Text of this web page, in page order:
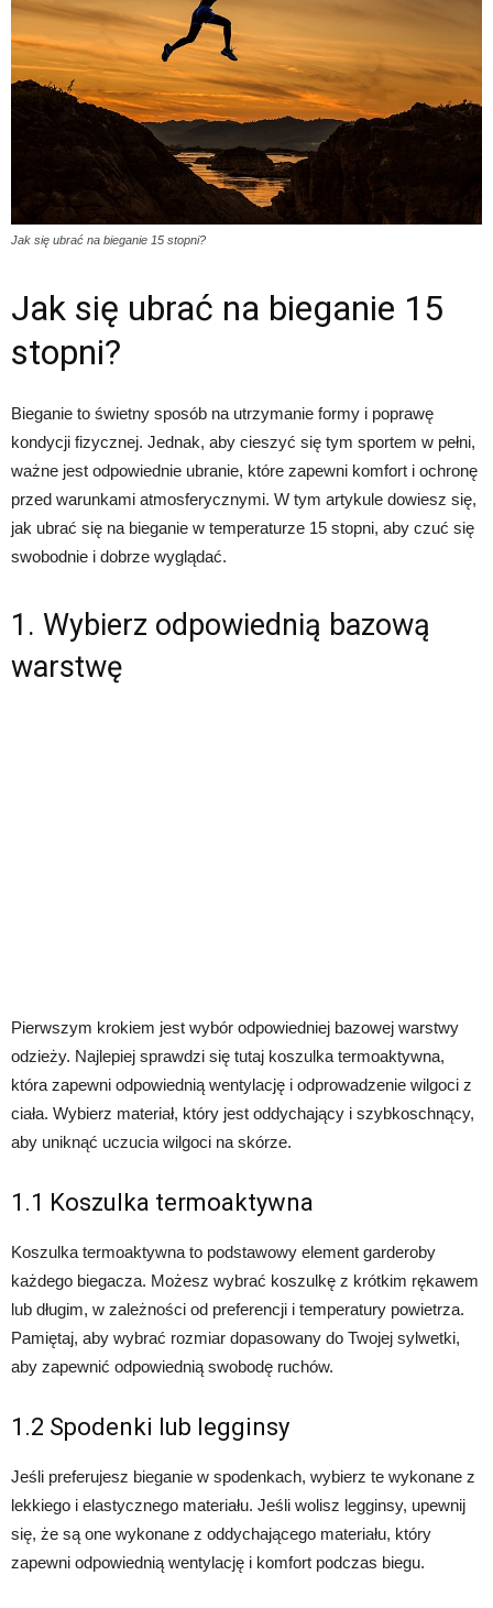
Jak się ubrać na bieganie 15 stopni?
Jak się ubrać na bieganie 15
stopni?
Bieganie to świetny sposób na utrzymanie formy i poprawę
kondycji fizycznej. Jednak, aby cieszyć się tym sportem w pełni,
ważne jest odpowiednie ubranie, które zapewni komfort i ochronę
przed warunkami atmosferycznymi. W tym artykule dowiesz się,
jak ubrać się na bieganie w temperaturze 15 stopni, aby czuć się
swobodnie i dobrze wyglądać.
1. Wybierz odpowiednią bazową
warstwę
Pierwszym krokiem jest wybór odpowiedniej bazowej warstwy
odzieży. Najlepiej sprawdzi się tutaj koszulka termoaktywna,
która zapewni odpowiednią wentylację i odprowadzenie wilgoci z
ciała. Wybierz materiał, który jest oddychający i szybkoschnący,
aby uniknąć uczucia wilgoci na skórze.
1.1 Koszulka termoaktywna
Koszulka termoaktywna to podstawowy element garderoby
każdego biegacza. Możesz wybrać koszulkę z krótkim rękawem
lub długim, w zależności od preferencji i temperatury powietrza.
Pamiętaj, aby wybrać rozmiar dopasowany do Twojej sylwetki,
aby zapewnić odpowiednią swobodę ruchów.
1.2 Spodenki lub legginsy
Jeśli preferujesz bieganie w spodenkach, wybierz te wykonane z
lekkiego i elastycznego materiału. Jeśli wolisz legginsy, upewnij
się, że są one wykonane z oddychającego materiału, który
zapewni odpowiednią wentylację i komfort podczas biegu.